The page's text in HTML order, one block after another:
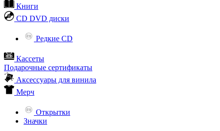
Книги
CD DVD диски
Редкие CD
Кассеты
Подарочные сертификаты
Аксессуары для винила
Мерч
Открытки
Значки